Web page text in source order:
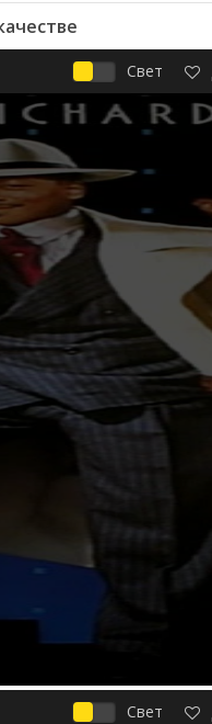
Свет
Свет